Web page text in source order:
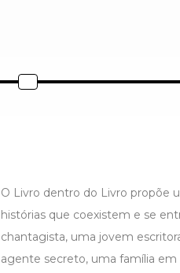
O Livro dentro do Livro propõe
histórias que coexistem e se
chantagista, uma jovem
agente secreto, uma família